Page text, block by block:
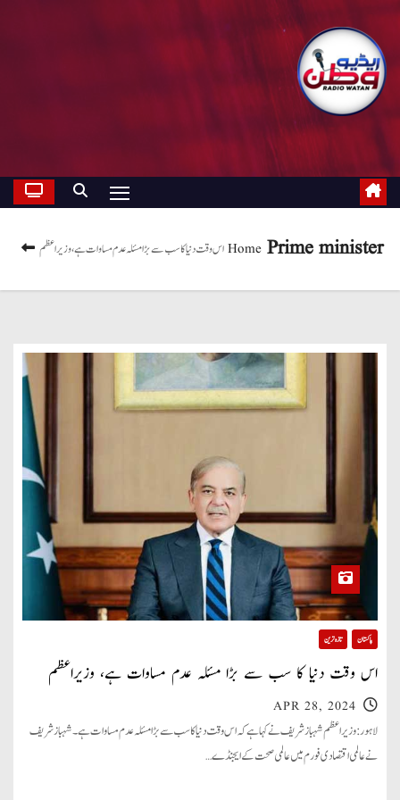
Prime minister
Homeاس وقت دنیا کا سب سے بڑا مسئلہ عدم مساوات ہے، وزیراعظم
پاکستان تازہ ترین
اس وقت دنیا کا سب سے بڑا مسئلہ عدم مساوات ہے، وزیراعظم
APR 28, 2024
لاہور: وزیراعظم شہباز شریف نے کہا ہے کہ اس وقت دنیا کا سب سے بڑا مسئلہ عدم مساوات ہے۔ شہباز شریف
نے عالمی اقتصادی فورم میں عالمی صحت کے ایجنڈے…